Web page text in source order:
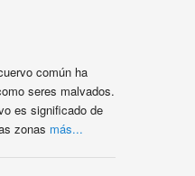
común ha
seres malvados.
es significado de
zonas más...